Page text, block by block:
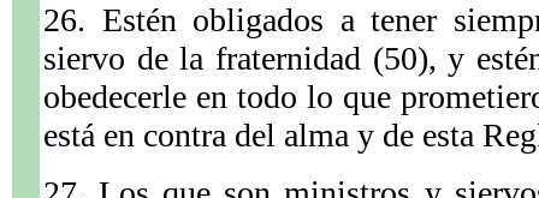
26. Estén obligados a tener
siervo de la fraternidad (50), y
obedecerle en todo lo que
está en contra del alma y de esta